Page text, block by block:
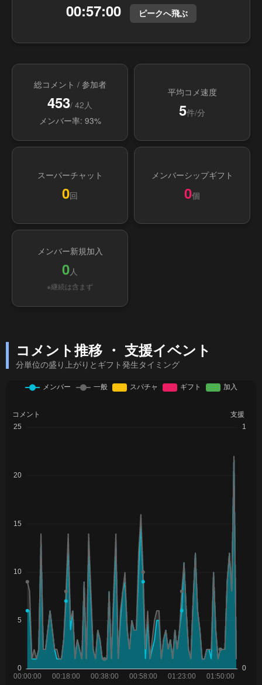
00:57:00 ピークへ飛ぶ
総コメント / 参加者
453/ 42人
メンバー率: 93%
平均コメ速度
5件/分
スーパーチャット
0回
メンバーシップギフト
0個
メンバー新規加入
0人
※継続は含まず
コメント推移 ・ 支援イベント
分単位の盛り上がりとギフト発生タイミング